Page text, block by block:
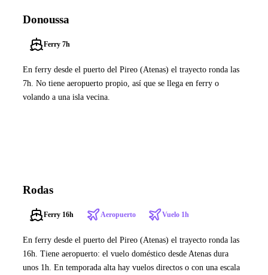
Donoussa
Ferry 7h
En ferry desde el puerto del Pireo (Atenas) el trayecto ronda las
7h. No tiene aeropuerto propio, así que se llega en ferry o
volando a una isla vecina.
Rodas
Ferry 16h Aeropuerto Vuelo 1h
En ferry desde el puerto del Pireo (Atenas) el trayecto ronda las
16h. Tiene aeropuerto: el vuelo doméstico desde Atenas dura
unos 1h. En temporada alta hay vuelos directos o con una escala